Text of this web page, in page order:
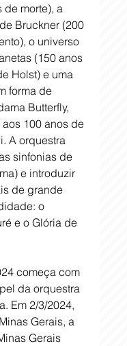
de morte), a
Bruckner (200
o universo
(150 anos
Holst) e uma
forma de
Butterfly,
100 anos de
A orquestra
sinfonias de
e introduzir
de grande
o
e o Glória de
começa com
da orquestra
Em 2/3/2024,
Gerais, a
Gerais